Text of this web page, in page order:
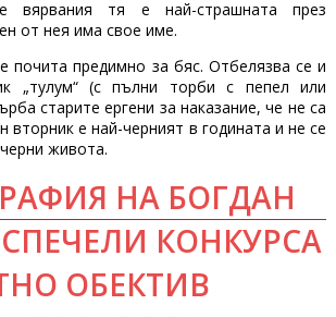
вярвания тя е най-страшната през
от нея има свое име.
почита предимно за бяс. Отбелязва се и
„тулум“ (с пълни торби с пепел или
старите ергени за наказание, че не са
вторник е най-черният в годината и не се
живота.
НА БОГДАН
КОНКУРСА
ОБЕКТИВ